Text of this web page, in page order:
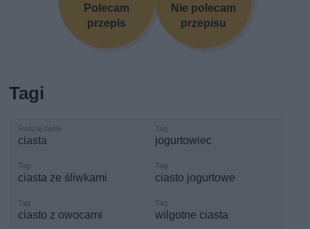
Polecam
przepis
Nie polecam
przepisu
Tagi
ciasta jogurtowiec
ciasta ze śliwkami ciasto jogurtowe
ciasto z owocami wilgotne ciasta